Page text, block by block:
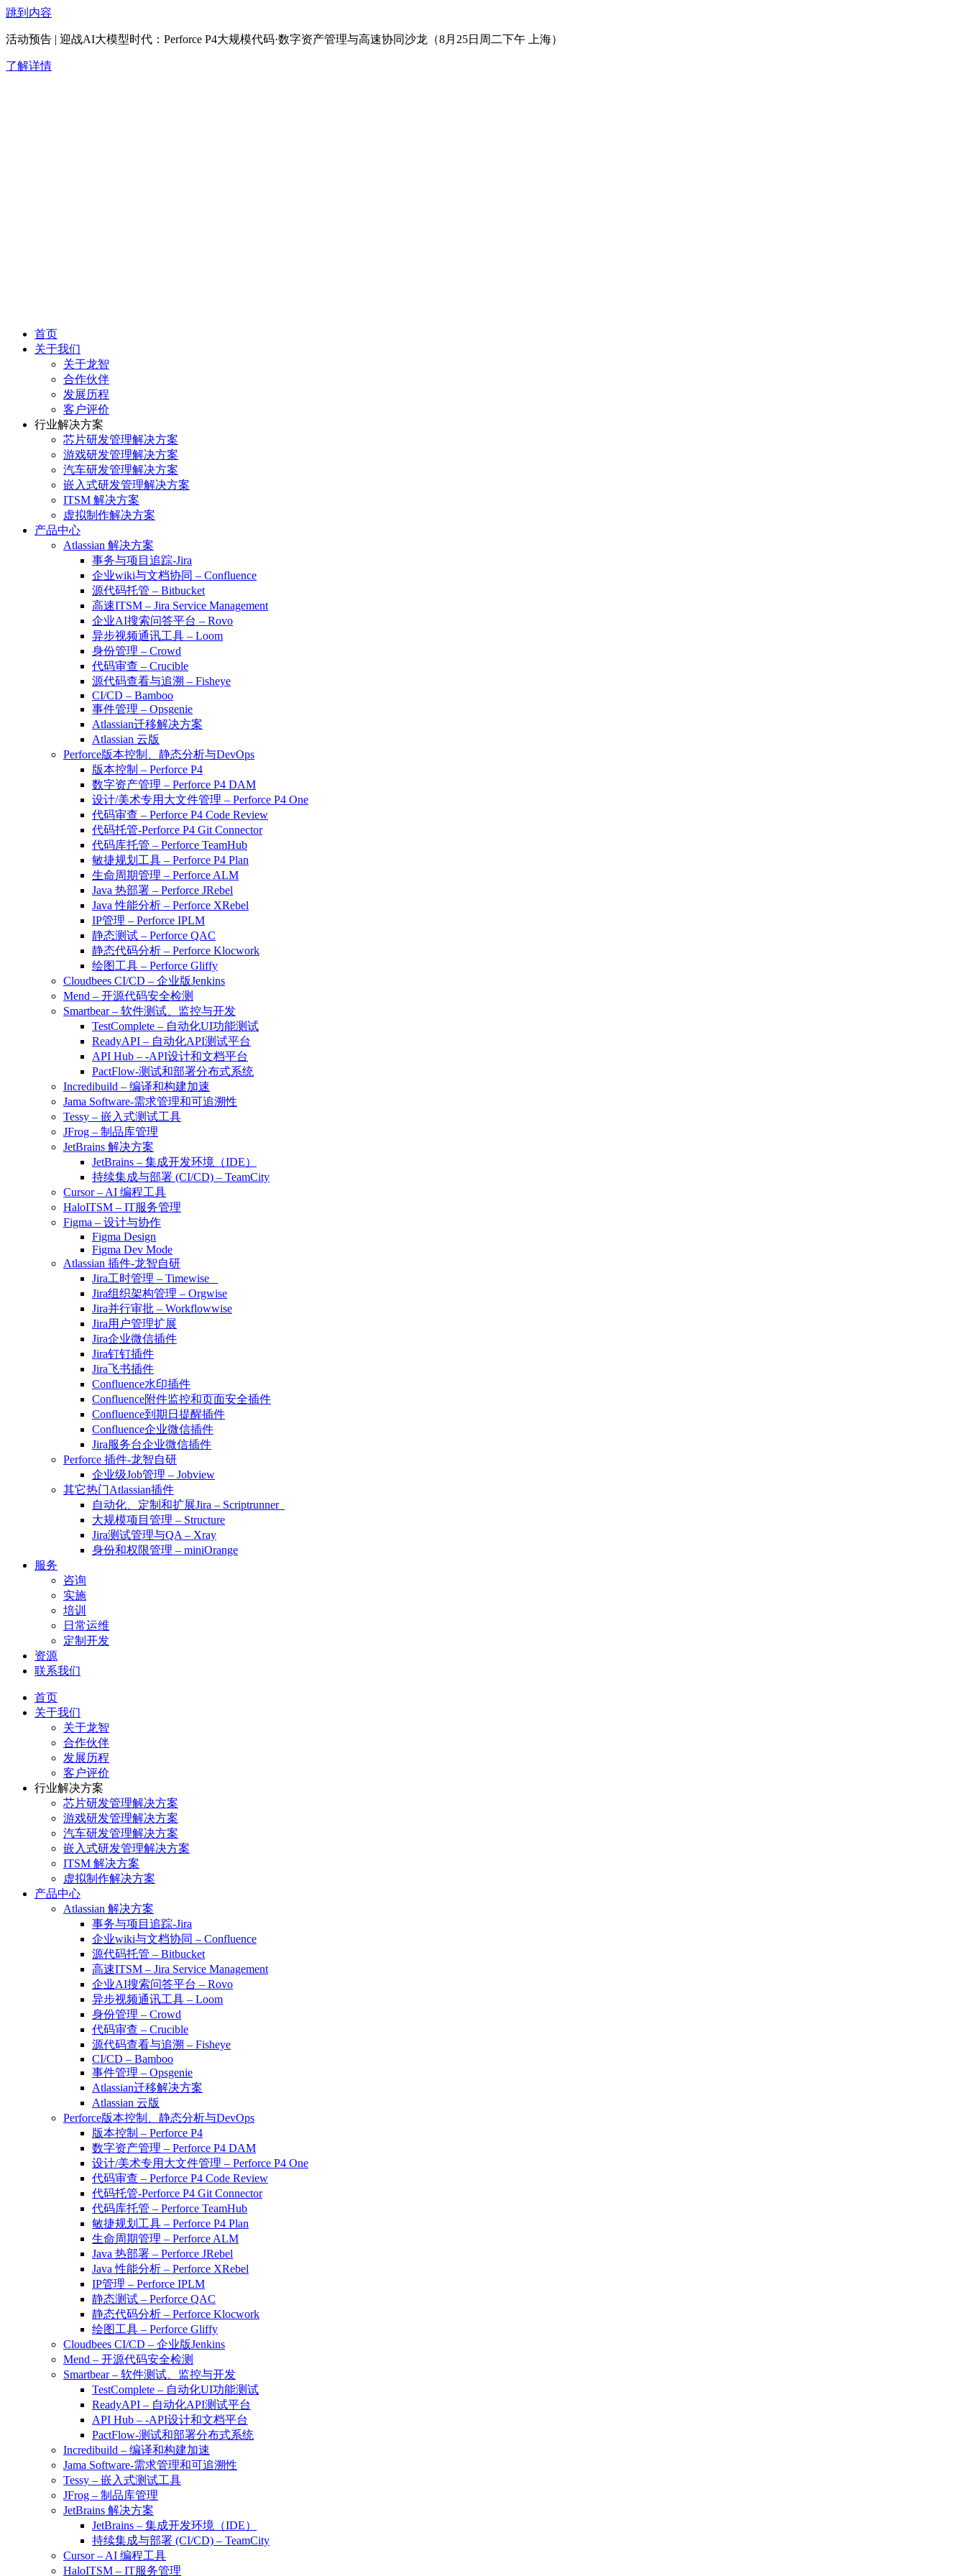
跳到内容
活动预告 | 迎战AI大模型时代：Perforce P4大规模代码·数字资产管理与高速协同沙龙（8月25日周二下午 上海）
了解详情
首页
关于我们
关于龙智
合作伙伴
发展历程
客户评价
行业解决方案
芯片研发管理解决方案
游戏研发管理解决方案
汽车研发管理解决方案
嵌入式研发管理解决方案
ITSM 解决方案
虚拟制作解决方案
产品中心
Atlassian 解决方案
事务与项目追踪-Jira
企业wiki与文档协同 – Confluence
源代码托管 – Bitbucket
高速ITSM – Jira Service Management
企业AI搜索问答平台 – Rovo
异步视频通讯工具 – Loom
身份管理 – Crowd
代码审查 – Crucible
源代码查看与追溯 – Fisheye
CI/CD – Bamboo
事件管理 – Opsgenie
Atlassian迁移解决方案
Atlassian 云版
Perforce版本控制、静态分析与DevOps
版本控制 – Perforce P4
数字资产管理 – Perforce P4 DAM
设计/美术专用大文件管理 – Perforce P4 One
代码审查 – Perforce P4 Code Review
代码托管-Perforce P4 Git Connector
代码库托管 – Perforce TeamHub
敏捷规划工具 – Perforce P4 Plan
生命周期管理 – Perforce ALM
Java 热部署 – Perforce JRebel
Java 性能分析 – Perforce XRebel
IP管理 – Perforce IPLM
静态测试 – Perforce QAC
静态代码分析 – Perforce Klocwork
绘图工具 – Perforce Gliffy
Cloudbees CI/CD – 企业版Jenkins
Mend – 开源代码安全检测
Smartbear – 软件测试、监控与开发
TestComplete – 自动化UI功能测试
ReadyAPI – 自动化API测试平台
API Hub – -API设计和文档平台
PactFlow-测试和部署分布式系统
Incredibuild – 编译和构建加速
Jama Software-需求管理和可追溯性
Tessy – 嵌入式测试工具
JFrog – 制品库管理
JetBrains 解决方案
JetBrains – 集成开发环境（IDE）
持续集成与部署 (CI/CD) – TeamCity
Cursor – AI 编程工具
HaloITSM – IT服务管理
Figma – 设计与协作
Figma Design
Figma Dev Mode
Atlassian 插件-龙智自研
Jira工时管理 – Timewise
Jira组织架构管理 – Orgwise
Jira并行审批 – Workflowwise
Jira用户管理扩展
Jira企业微信插件
Jira钉钉插件
Jira飞书插件
Confluence水印插件
Confluence附件监控和页面安全插件
Confluence到期日提醒插件
Confluence企业微信插件
Jira服务台企业微信插件
Perforce 插件-龙智自研
企业级Job管理 – Jobview
其它热门Atlassian插件
自动化、定制和扩展Jira – Scriptrunner
大规模项目管理 – Structure
Jira测试管理与QA – Xray
身份和权限管理 – miniOrange
服务
咨询
实施
培训
日常运维
定制开发
资源
联系我们
首页
关于我们
关于龙智
合作伙伴
发展历程
客户评价
行业解决方案
芯片研发管理解决方案
游戏研发管理解决方案
汽车研发管理解决方案
嵌入式研发管理解决方案
ITSM 解决方案
虚拟制作解决方案
产品中心
Atlassian 解决方案
事务与项目追踪-Jira
企业wiki与文档协同 – Confluence
源代码托管 – Bitbucket
高速ITSM – Jira Service Management
企业AI搜索问答平台 – Rovo
异步视频通讯工具 – Loom
身份管理 – Crowd
代码审查 – Crucible
源代码查看与追溯 – Fisheye
CI/CD – Bamboo
事件管理 – Opsgenie
Atlassian迁移解决方案
Atlassian 云版
Perforce版本控制、静态分析与DevOps
版本控制 – Perforce P4
数字资产管理 – Perforce P4 DAM
设计/美术专用大文件管理 – Perforce P4 One
代码审查 – Perforce P4 Code Review
代码托管-Perforce P4 Git Connector
代码库托管 – Perforce TeamHub
敏捷规划工具 – Perforce P4 Plan
生命周期管理 – Perforce ALM
Java 热部署 – Perforce JRebel
Java 性能分析 – Perforce XRebel
IP管理 – Perforce IPLM
静态测试 – Perforce QAC
静态代码分析 – Perforce Klocwork
绘图工具 – Perforce Gliffy
Cloudbees CI/CD – 企业版Jenkins
Mend – 开源代码安全检测
Smartbear – 软件测试、监控与开发
TestComplete – 自动化UI功能测试
ReadyAPI – 自动化API测试平台
API Hub – -API设计和文档平台
PactFlow-测试和部署分布式系统
Incredibuild – 编译和构建加速
Jama Software-需求管理和可追溯性
Tessy – 嵌入式测试工具
JFrog – 制品库管理
JetBrains 解决方案
JetBrains – 集成开发环境（IDE）
持续集成与部署 (CI/CD) – TeamCity
Cursor – AI 编程工具
HaloITSM – IT服务管理